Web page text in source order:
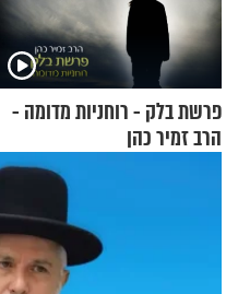
פרשת בלק - רוחניות מדומה -
הרב זמיר כהן